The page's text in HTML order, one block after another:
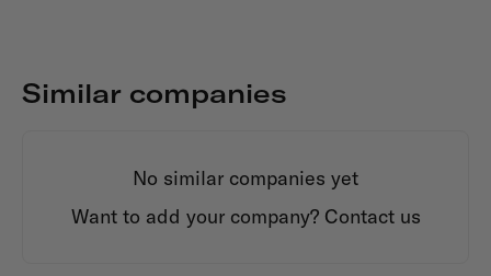
Similar companies
No similar companies yet
Want to add your company? Contact us